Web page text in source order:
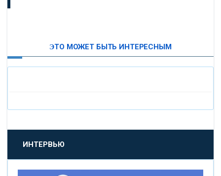
«БАНК САНКТ-ПЕТЕРБУРГ»
«ПРОМСВЯЗЬБАНК»
«НОВИКОМБАНК»
ЭТО МОЖЕТ БЫТЬ ИНТЕРЕСНЫМ
ИНТЕРВЬЮ